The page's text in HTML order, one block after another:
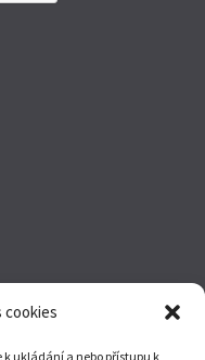
cookies
k ukládání a nebo přístupu k